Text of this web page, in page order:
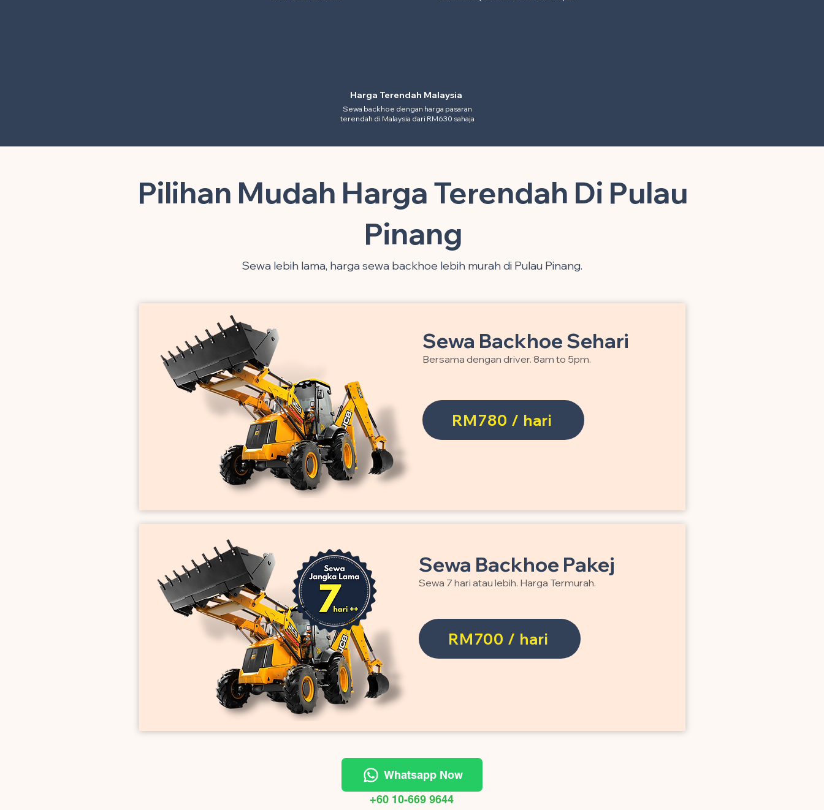
Harga Terendah Malaysia
Sewa backhoe dengan harga pasaran
terendah di Malaysia dari RM630 sahaja
Pilihan Mudah Harga Terendah Di Pulau
Pinang
Sewa lebih lama, harga sewa backhoe lebih murah di Pulau Pinang.
Sewa Backhoe Sehari
Bersama dengan driver. 8am to 5pm.
RM780 / hari
Sewa Backhoe Pakej
Sewa 7 hari atau lebih. Harga Termurah.
RM700 / hari
Whatsapp Now
+60 10-669 9644